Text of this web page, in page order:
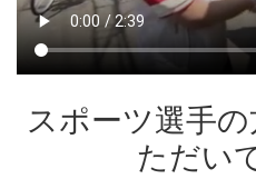
スポーツ選手
ただい